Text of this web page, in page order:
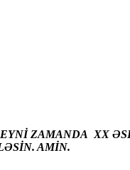
ZAMANDA XX
AMİN.